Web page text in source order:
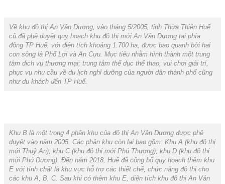
Về khu đô thị An Vân Dương, vào tháng 5/2005, tỉnh Thừa Thiên Huế
cũ đã phê duyệt quy hoạch khu đô thị mới An Vân Dương tại phía
đông TP Huế, với diện tích khoảng 1.700 ha, được bao quanh bởi hai
con sông là Phổ Lợi và An Cựu. Mục tiêu nhằm hình thành một trung
tâm dịch vụ thương mại; trung tâm thể dục thể thao, vui chơi giải trí,
phục vụ nhu cầu về du lịch nghỉ dưỡng của người dân thành phố cũng
như du khách đến TP Huế.
Khu B là một trong 4 phân khu của đô thị An Vân Dương được phê
duyệt vào năm 2005. Các phân khu còn lại bao gồm: Khu A (khu đô thị
mới Thuỷ An); khu C (khu đô thị mới Phú Thượng); khu D (khu đô thị
mới Phú Dương). Đến năm 2018, Huế đã công bố quy hoạch thêm khu
E với tính chất là khu vực hỗ trợ các thiết chế, chức năng đô thị cho
các khu A, B, C. Sau khi có thêm khu E, diện tích khu đô thị An Vân